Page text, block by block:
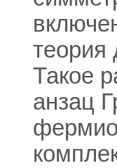
теория
Такое
анзац